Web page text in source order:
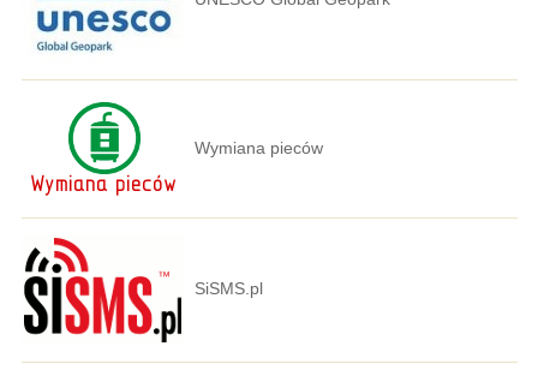
Wymiana pieców
SiSMS.pl